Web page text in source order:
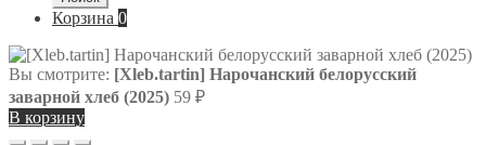
Корзина 0
Вы смотрите: [Xleb.tartin] Нарочанский белорусский
заварной хлеб (2025) 59 ₽
В корзину